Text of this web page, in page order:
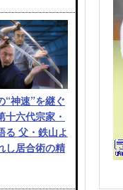
“神速”を継ぐ
十六代宗家・
る 父・鉄山よ
し居合術の精